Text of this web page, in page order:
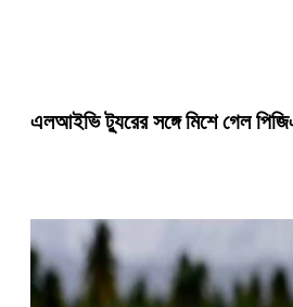
এলআইভি ট্যুরের সঙ্গে মিশে গেল